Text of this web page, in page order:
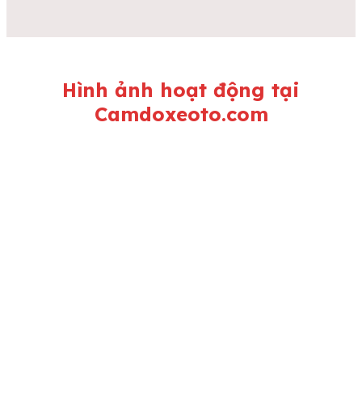
Hình ảnh hoạt động tại
Camdoxeoto.com